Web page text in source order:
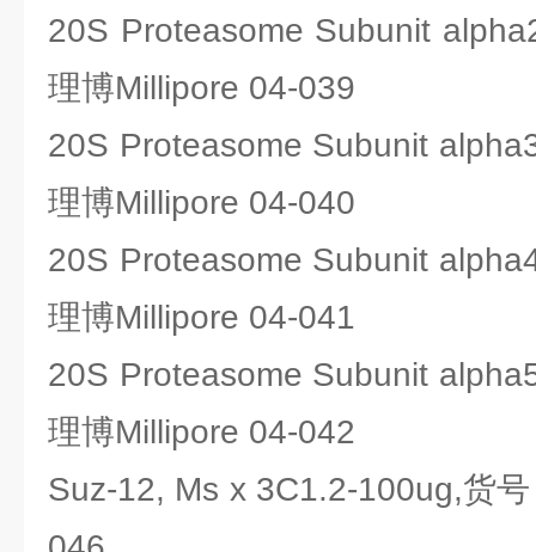
20S Proteasome Subunit
理博Millipore 04-039
20S Proteasome Subunit
理博Millipore 04-040
20S Proteasome Subunit
理博Millipore 04-041
20S Proteasome Subunit
理博Millipore 04-042
Suz-12, Ms x 3C1.2-100ug,货